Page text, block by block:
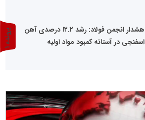
هشدار انجمن فولاد: رشد ۱۲.۲ درصدی آهن
اسفنجی در آستانه کمبود مواد اولیه
پ
ر
و
ن
د
ه
1